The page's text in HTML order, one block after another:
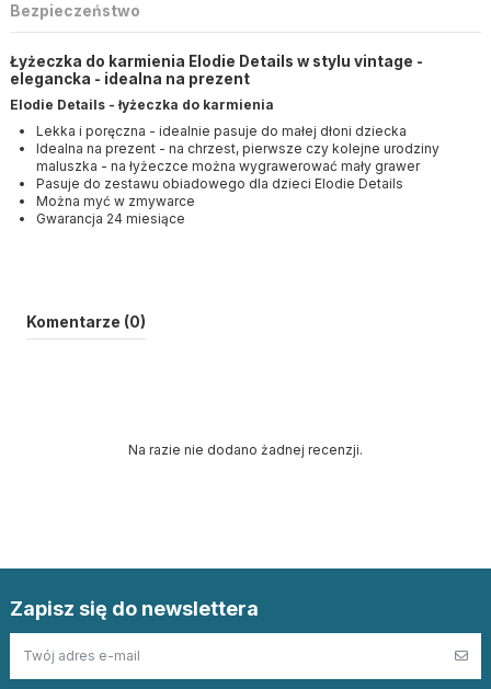
Bezpieczeństwo
Łyżeczka do karmienia Elodie Details w stylu vintage -
elegancka - idealna na prezent
Elodie Details - łyżeczka do karmienia
Lekka i poręczna - idealnie pasuje do małej dłoni dziecka
Idealna na prezent - na chrzest, pierwsze czy kolejne urodziny
maluszka - na łyżeczce można wygrawerować mały grawer
Pasuje do zestawu obiadowego dla dzieci Elodie Details
Można myć w zmywarce
Gwarancja 24 miesiące
Komentarze (0)
Na razie nie dodano żadnej recenzji.
Zapisz się do newslettera